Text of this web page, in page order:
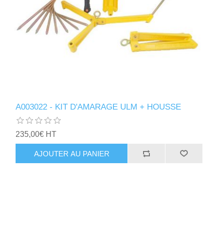
A003022 - KIT D'AMARAGE ULM + HOUSSE
235,00€ HT
AJOUTER AU PANIER